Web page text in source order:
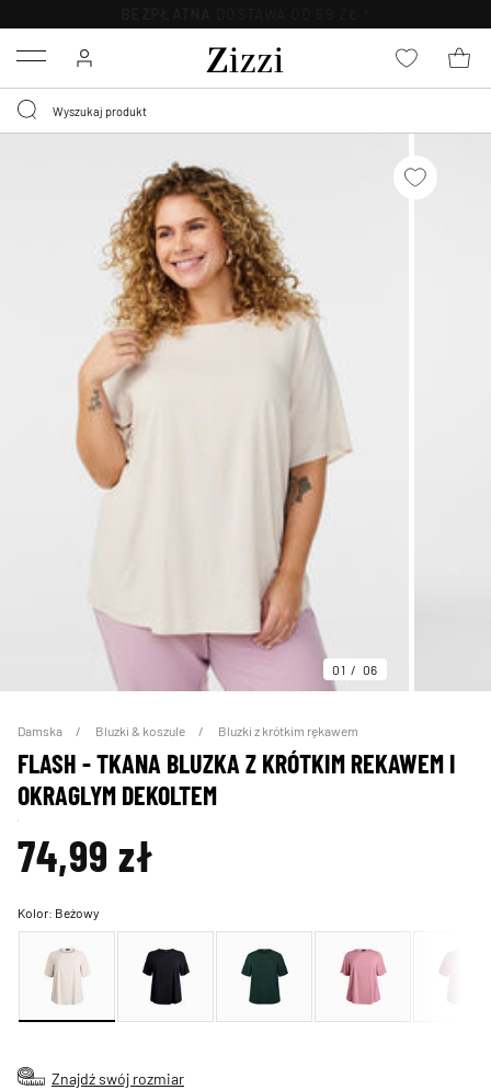
Menu
01 06
Damska Bluzki & koszule Bluzki z krótkim rękawem
FLASH - TKANA BLUZKA Z KRÓTKIM REKAWEM I
OKRAGLYM DEKOLTEM
74,99 zł
Kolor: Beżowy
Znajdź swój rozmiar